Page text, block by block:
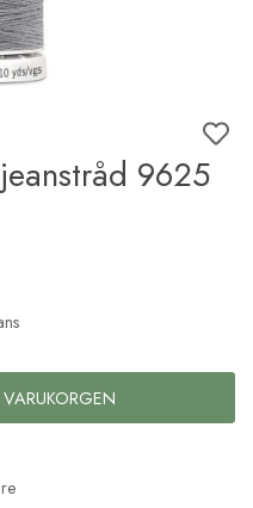
9625